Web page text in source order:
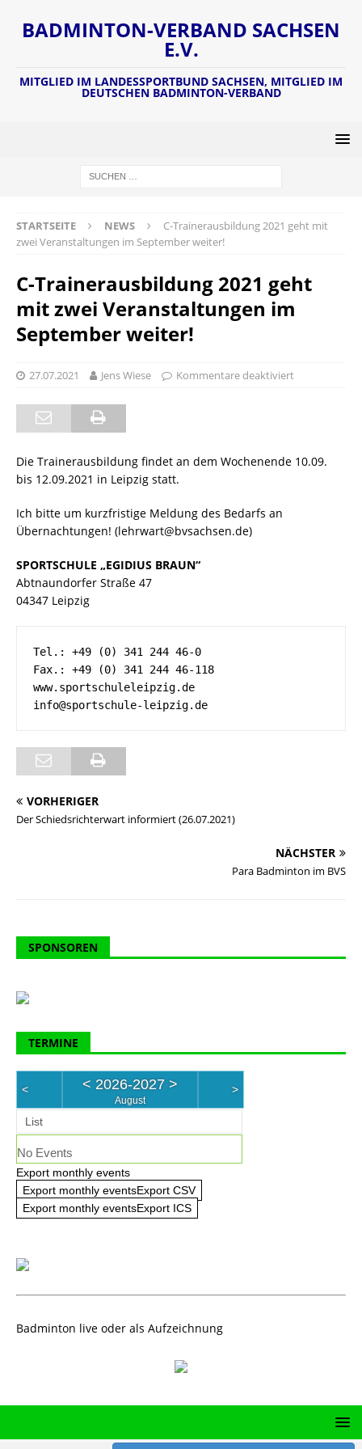
BADMINTON-VERBAND SACHSEN
E.V.
MITGLIED IM LANDESSPORTBUND SACHSEN, MITGLIED IM
DEUTSCHEN BADMINTON-VERBAND
STARTSEITE NEWS
C-Trainerausbildung 2021 geht mit
zwei Veranstaltungen im September weiter!
C-Trainerausbildung 2021 geht
mit zwei Veranstaltungen im
September weiter!
27.07.2021 Jens Wiese Kommentare deaktiviert
Die Trainerausbildung findet an dem Wochenende 10.09.
bis 12.09.2021 in Leipzig statt.
Ich bitte um kurzfristige Meldung des Bedarfs an
Übernachtungen! (lehrwart@bvsachsen.de)
SPORTSCHULE „EGIDIUS BRAUN“
Abtnaundorfer Straße 47
04347 Leipzig
Tel.: +49 (0) 341 244 46-0
Fax.: +49 (0) 341 244 46-118
www.sportschuleleipzig.de
info@sportschule-leipzig.de
VORHERIGER
Der Schiedsrichterwart informiert (26.07.2021)
NÄCHSTER
Para Badminton im BVS
SPONSOREN
TERMINE
< < 2026-2027 >
August
>
List
No Events
Export monthly events
Export monthly eventsExport CSV
Export monthly eventsExport ICS
Badminton live oder als Aufzeichnung